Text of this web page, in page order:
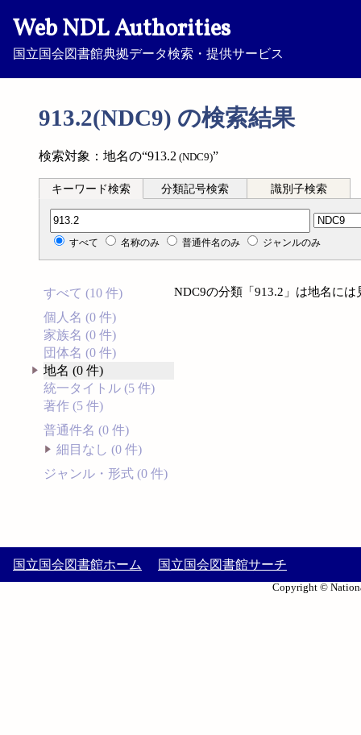
Web NDL Authorities
国立国会図書館典拠データ検索・提供サービス
913.2(NDC9) の検索結果
検索対象：地名の“913.2 (NDC9)”
キーワード検索 分類記号検索 識別子検索
分類記号検索
すべて 名称のみ 普通件名のみ ジャンルのみ
すべて (10 件)
個人名 (0 件)
家族名 (0 件)
団体名 (0 件)
地名 (0 件)
統一タイトル (5 件)
著作 (5 件)
普通件名 (0 件)
細目なし (0 件)
ジャンル・形式 (0 件)
NDC9の分類「913.2」は地名に
国立国会図書館ホーム 国立国会図書館サーチ
Copyright ©